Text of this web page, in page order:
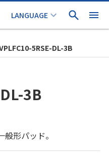
5RSE-DL-3B
3B
形パッド。